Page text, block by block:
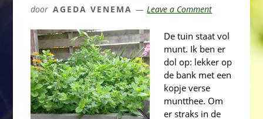
door AGEDA VENEMA Leave a Comment
De tuin staat vol
munt. Ik ben er
dol op: lekker op
de bank met een
kopje verse
muntthee. Om
er straks in de